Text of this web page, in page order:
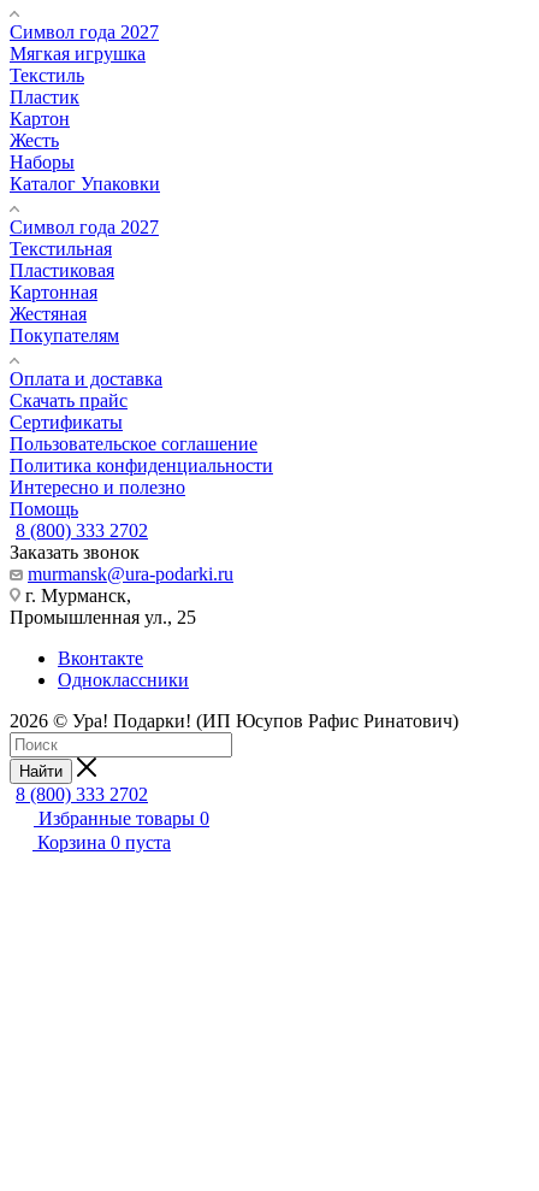
Символ года 2027
Мягкая игрушка
Текстиль
Пластик
Картон
Жесть
Наборы
Каталог Упаковки
Символ года 2027
Текстильная
Пластиковая
Картонная
Жестяная
Покупателям
Оплата и доставка
Скачать прайс
Сертификаты
Пользовательское соглашение
Политика конфиденциальности
Интересно и полезно
Помощь
8 (800) 333 2702
Заказать звонок
murmansk@ura-podarki.ru
г. Мурманск,
Промышленная ул., 25
Вконтакте
Одноклассники
2026 © Ура! Подарки! (ИП Юсупов Рафис Ринатович)
Найти
8 (800) 333 2702
Избранные товары 0
Корзина 0 пуста